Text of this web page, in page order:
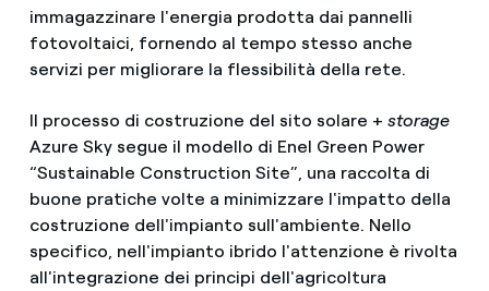
immagazzinare l'energia prodotta dai pannelli
fotovoltaici, fornendo al tempo stesso anche
servizi per migliorare la flessibilità della rete.
Il processo di costruzione del sito solare + storage
Azure Sky segue il modello di Enel Green Power
“Sustainable Construction Site”, una raccolta di
buone pratiche volte a minimizzare l'impatto della
costruzione dell'impianto sull'ambiente. Nello
specifico, nell'impianto ibrido l'attenzione è rivolta
all'integrazione dei principi dell'agricoltura